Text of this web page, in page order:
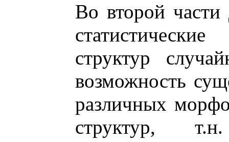
Во второй части
структур
возможность
различных
структур,